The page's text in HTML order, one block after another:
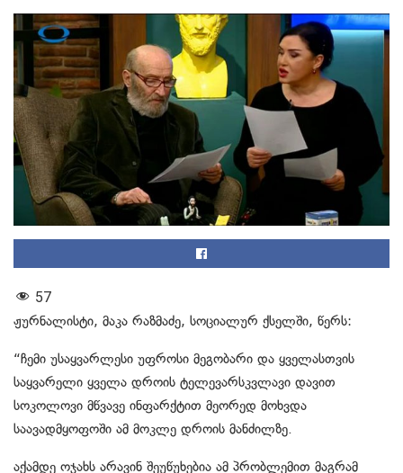
57
ჟურნალისტი, მაკა რაზმაძე, სოციალურ ქსელში, წერს:
“ჩემი უსაყვარლესი უფროსი მეგობარი და ყველასთვის
საყვარელი ყველა დროის ტელევარსკვლავი დავით
სოკოლოვი მწვავე ინფარქტით მეორედ მოხვდა
საავადმყოფოში ამ მოკლე დროის მანძილზე.
აქამდე ოჯახს არავინ შეუწუხებია ამ პრობლემით მაგრამ